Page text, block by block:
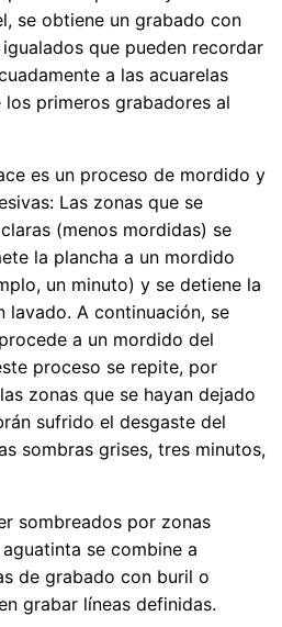
se obtiene un grabado con
que pueden recordar
a las acuarelas
primeros grabadores al
es un proceso de mordido y
Las zonas que se
(menos mordidas) se
la plancha a un mordido
un minuto) y se detiene la
lavado. A continuación, se
a un mordido del
proceso se repite, por
zonas que se hayan dejado
sufrido el desgaste del
sombras grises, tres minutos,
sombreados por zonas
se combine a
de grabado con buril o
grabar líneas definidas.